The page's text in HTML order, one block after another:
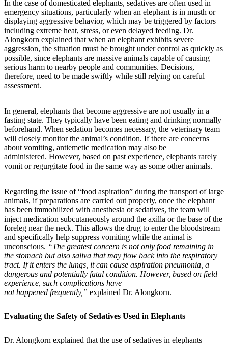
In the case of domesticated elephants, sedatives are often used in
emergency situations, particularly when an elephant is in musth or
displaying aggressive behavior, which may be triggered by factors
including extreme heat, stress, or even delayed feeding. Dr.
Alongkorn explained that when an elephant exhibits severe
aggression, the situation must be brought under control as quickly as
possible, since elephants are massive animals capable of causing
serious harm to nearby people and communities. Decisions,
therefore, need to be made swiftly while still relying on careful
assessment.
In general, elephants that become aggressive are not usually in a
fasting state. They typically have been eating and drinking normally
beforehand. When sedation becomes necessary, the veterinary team
will closely monitor the animal’s condition. If there are concerns
about vomiting, antiemetic medication may also be
administered. However, based on past experience, elephants rarely
vomit or regurgitate food in the same way as some other animals.
Regarding the issue of “food aspiration” during the transport of large
animals, if preparations are carried out properly, once the elephant
has been immobilized with anesthesia or sedatives, the team will
inject medication subcutaneously around the axilla or the base of the
foreleg near the neck. This allows the drug to enter the bloodstream
and specifically help suppress vomiting while the animal is
unconscious. “The greatest concern is not only food remaining in
the stomach but also saliva that may flow back into the respiratory
tract. If it enters the lungs, it can cause aspiration pneumonia, a
dangerous and potentially fatal condition. However, based on field
experience, such complications have
not happened frequently,” explained Dr. Alongkorn.
Evaluating the Safety of Sedatives Used in Elephants
Dr. Alongkorn explained that the use of sedatives in elephants